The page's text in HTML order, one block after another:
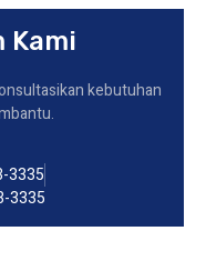
Kami
kebutuhan
3335
3335